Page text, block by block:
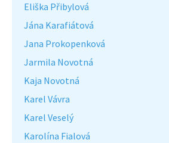
Eliška Přibylová
Jána Karafiátová
Jana Prokopenková
Jarmila Novotná
Kaja Novotná
Karel Vávra
Karel Veselý
Karolína Fialová